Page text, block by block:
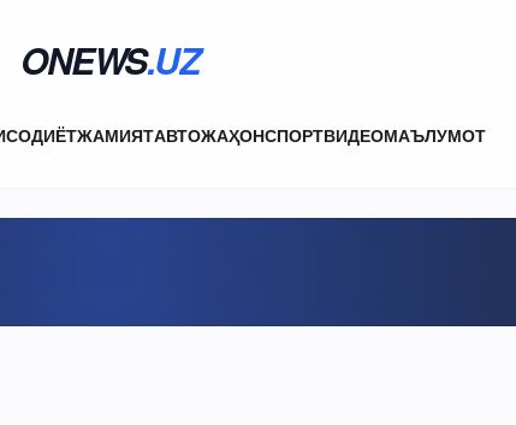
ONEWS.UZ
ЖАМИЯТАВТОЖАҲОНСПОРТВИДЕОМАЪЛУМОТ